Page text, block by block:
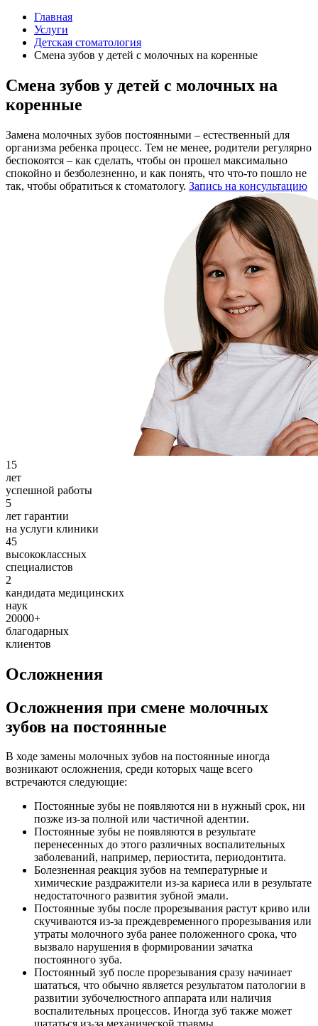
Главная
Услуги
Детская стоматология
Смена зубов у детей с молочных на коренные
Смена зубов у детей с молочных на
коренные
Замена молочных зубов постоянными – естественный для
организма ребенка процесс. Тем не менее, родители регулярно
беспокоятся – как сделать, чтобы он прошел максимально
спокойно и безболезненно, и как понять, что что-то пошло не
так, чтобы обратиться к стоматологу. Запись на консультацию
15
лет
успешной работы
5
лет гарантии
на услуги клиники
45
высококлассных
специалистов
2
кандидата медицинских
наук
20000+
благодарных
клиентов
Осложнения
Осложнения при смене молочных
зубов на постоянные
В ходе замены молочных зубов на постоянные иногда
возникают осложнения, среди которых чаще всего
встречаются следующие:
Постоянные зубы не появляются ни в нужный срок, ни
позже из-за полной или частичной адентии.
Постоянные зубы не появляются в результате
перенесенных до этого различных воспалительных
заболеваний, например, периостита, периодонтита.
Болезненная реакция зубов на температурные и
химические раздражители из-за кариеса или в результате
недостаточного развития зубной эмали.
Постоянные зубы после прорезывания растут криво или
скучиваются из-за преждевременного прорезывания или
утраты молочного зуба ранее положенного срока, что
вызвало нарушения в формировании зачатка
постоянного зуба.
Постоянный зуб после прорезывания сразу начинает
шататься, что обычно является результатом патологии в
развитии зубочелюстного аппарата или наличия
воспалительных процессов. Иногда зуб также может